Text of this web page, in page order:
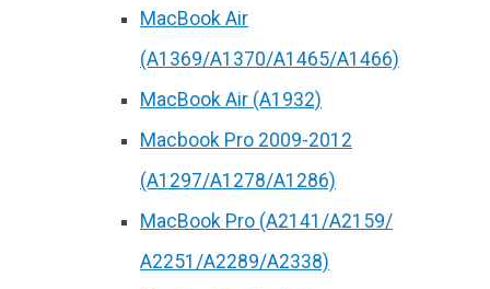
MacBook Air
(A1369/A1370/A1465/A1466)
MacBook Air (A1932)
Macbook Pro 2009-2012
(A1297/A1278/A1286)
MacBook Pro (А2141/А2159/
А2251/A2289/A2338)